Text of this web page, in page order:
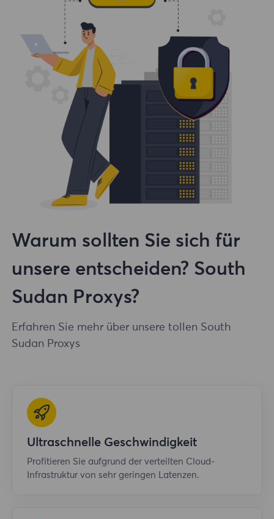
Warum sollten Sie sich für
unsere entscheiden? South
Sudan Proxys?
Erfahren Sie mehr über unsere tollen South
Sudan Proxys
Ultraschnelle Geschwindigkeit
Profitieren Sie aufgrund der verteilten Cloud-
Infrastruktur von sehr geringen Latenzen.